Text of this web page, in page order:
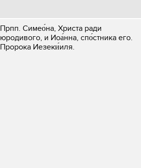
Прпп. Симео́на, Христа ради
юродивого, и Иоа́нна, спо́стника его.
Пророка Иезеки́иля.